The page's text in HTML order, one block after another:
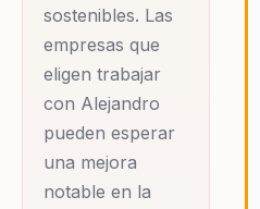
de valores
corporativos,
consolidando su
reputación como un
líder innovador y
efectivo.
sostenibles. Las
empresas que
eligen trabajar
con Alejandro
pueden esperar
una mejora
notable en la